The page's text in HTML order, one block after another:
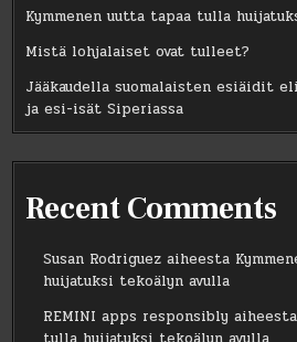
Kymmenen uutta tapaa tulla
Mistä lohjalaiset ovat tulleet?
Jääkaudella suomalaisten esiäidit
ja esi-isät Siperiassa
Recent Comments
Susan Rodriguezaiheesta
huijatuksi tekoälyn avulla
REMINI apps responsibly aiheesta